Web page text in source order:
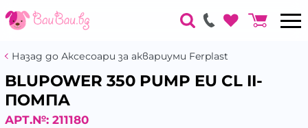
Назад до Аксесоари за аквариуми Ferplast
BLUPOWER 350 PUMP EU CL II-
ПОМПА
АРТ.№: 211180